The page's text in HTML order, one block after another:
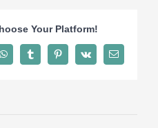
Your Platform!
WhatsAppTumblrPinterest
Vk Email